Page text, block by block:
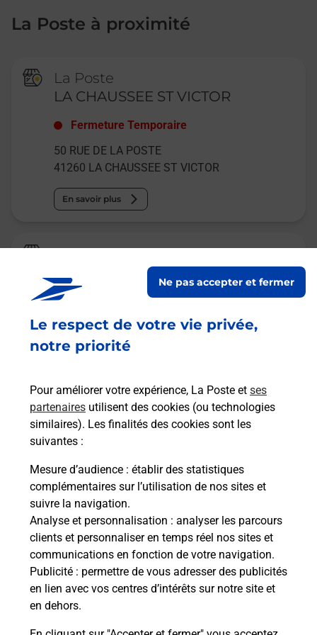
Le respect de votre vie privée,
notre priorité
Pour améliorer votre expérience, La Poste et ses
partenaires utilisent des cookies (ou technologies
similaires). Les finalités des cookies sont les
suivantes :
Mesure d’audience : établir des statistiques
complémentaires sur l’utilisation de nos sites et
suivre la navigation.
Analyse et personnalisation : analyser les parcours
clients et personnaliser en temps réel nos sites et
communications en fonction de votre navigation.
Publicité : permettre de vous adresser des publicités
en lien avec vos centres d’intérêts sur notre site et
en dehors.
Ne pas accepter et fermer
La Poste à proximité
La Poste
LA CHAUSSEE ST VICTOR
Fermeture Temporaire
50 RUE DE LA POSTE
41260 LA CHAUSSEE ST VICTOR
En savoir plus
Relais Pickup
WISSY EXPRESS
ouvre lundi à 07h00
7 RUE MICHAEL FARADAY
41260 LA CHAUSSEE ST VICTOR
Malin !
La Poste
en ligne
Ouvert 24h/24
En savoir plus